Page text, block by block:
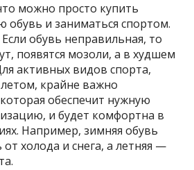
можно просто купить
и заниматься спортом.
обувь неправильная, то
появятся мозоли, а в худшем
активных видов спорта,
крайне важно
обеспечит нужную
и будет комфортна в
Например, зимняя обувь
холода и снега, а летняя —